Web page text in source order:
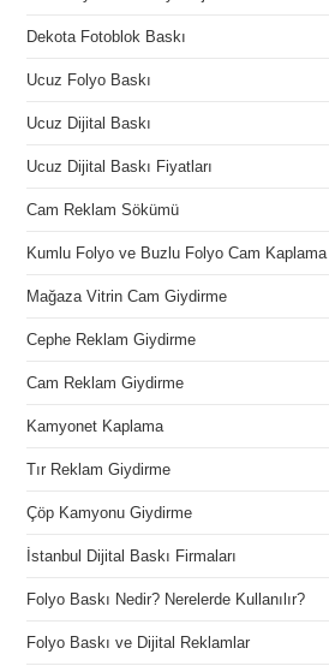
Dekota Fotoblok Baskı
Ucuz Folyo Baskı
Ucuz Dijital Baskı
Ucuz Dijital Baskı Fiyatları
Cam Reklam Sökümü
Kumlu Folyo ve Buzlu Folyo Cam Kaplama
Mağaza Vitrin Cam Giydirme
Cephe Reklam Giydirme
Cam Reklam Giydirme
Kamyonet Kaplama
Tır Reklam Giydirme
Çöp Kamyonu Giydirme
İstanbul Dijital Baskı Firmaları
Folyo Baskı Nedir? Nerelerde Kullanılır?
Folyo Baskı ve Dijital Reklamlar